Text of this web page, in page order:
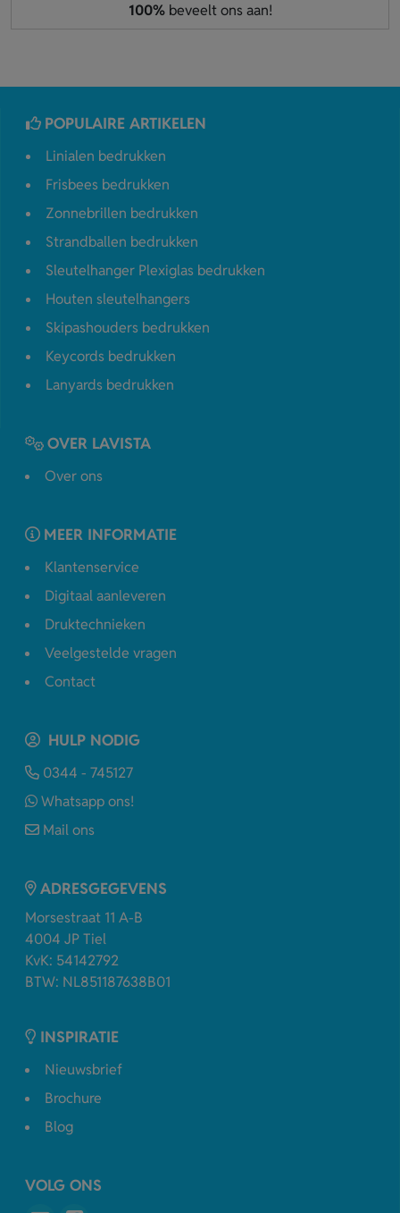
100%beveelt ons aan!
POPULAIRE ARTIKELEN
Linialen bedrukken
Frisbees bedrukken
Zonnebrillen bedrukken
Strandballen bedrukken
Sleutelhanger Plexiglas bedrukken
Houten sleutelhangers
Skipashouders bedrukken
Keycords bedrukken
Lanyards bedrukken
OVER LAVISTA
Over ons
MEER INFORMATIE
Klantenservice
Digitaal aanleveren
Druktechnieken
Veelgestelde vragen
Contact
HULP NODIG
0344 - 745127
Whatsapp ons!
Mail ons
ADRESGEGEVENS
Morsestraat 11 A-B
4004 JP Tiel
KvK: 54142792
BTW: NL851187638B01
INSPIRATIE
Nieuwsbrief
Brochure
Blog
VOLG ONS